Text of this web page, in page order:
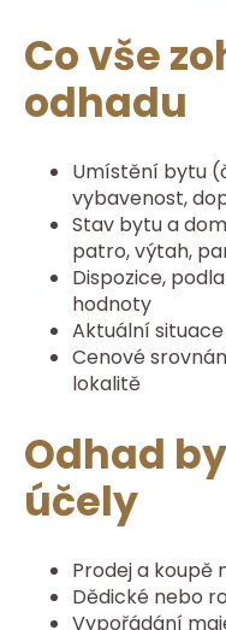
Co vše
odhadu
Umístění bytu
vybavenost,
Stav bytu a
patro, výtah,
Dispozice,
hodnoty
Aktuální
Cenové
lokalitě
Odhad
účely
Prodej a koupě
Dědické nebo
Vypořádání